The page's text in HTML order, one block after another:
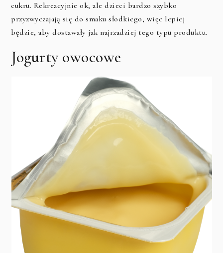
cukru. Rekreacyjnie ok, ale dzieci bardzo szybko
przyzwyczajają się do smaku słodkiego, więc lepiej
będzie, aby dostawały jak najrzadziej tego typu produktu.
Jogurty owocowe